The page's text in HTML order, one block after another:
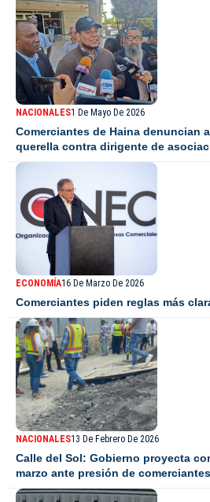
NACIONALES1 De Mayo De 2026
Comerciantes de Haina denuncian
querella contra dirigente de
ECONOMÍA16 De Marzo De 2026
Comerciantes piden reglas más
NACIONALES13 De Febrero De 2026
Calle del Sol: Gobierno proyecta
marzo ante presión de comerciantes